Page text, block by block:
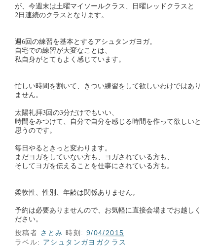
が、今週末は土曜マイソールクラス、日曜レッドクラスと
2日連続のクラスとなります。
週6回の練習を基本とするアシュタンガヨガ。
自宅での練習が大変なことは、
私自身がとてもよく感じています。
忙しい時間を割いて、きつい練習をして欲しいわけではあり
ません。
太陽礼拝3回の3分だけでもいい、
時間をみつけて、自分で自分を感じる時間を作って欲しいと
思うのです。
毎日やるときっと変わります。
まだヨガをしていない方も、ヨガされている方も、
そしてヨガを伝えることを仕事にされている方も。
柔軟性、性別、年齢は関係ありません。
予約は必要ありませんので、お気軽に直接会場までお越しく
ださい。
投稿者 さとみ 時刻: 9/04/2015
ラベル: アシュタンガヨガクラス